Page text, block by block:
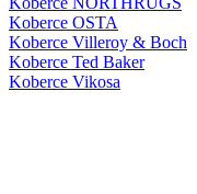
Koberce OSTA
Koberce Villeroy & Boch
Koberce Ted Baker
Koberce Vikosa